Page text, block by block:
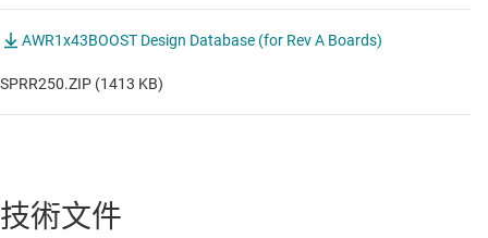
AWR1x43BOOST Design Database (for Rev A Boards)
SPRR250.ZIP (1413 KB)
技術文件